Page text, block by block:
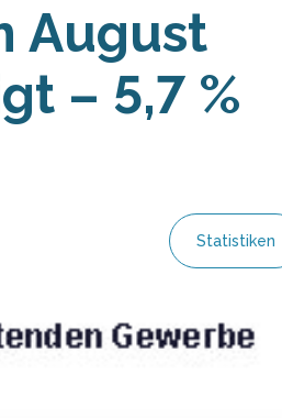
Au­gust
– 5,7 %
Statistiken